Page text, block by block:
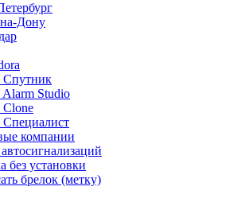
Дону
Спутник
Alarm Studio
Clone
Специалист
компании
без установки
брелок (метку)